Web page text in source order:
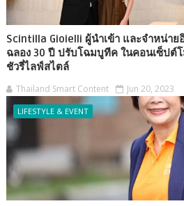
Scintilla Gioielli ผู้นำเข้า และจำหน่าย
ฉลอง 30 ปี ปรับโฉมบูทีค ในคอนเซ็ปต์โ
ชัวรี่ไลฟ์สไตล์
Thailand Smart Content Jun 20, 2023
LIFESTYLE & EVENT